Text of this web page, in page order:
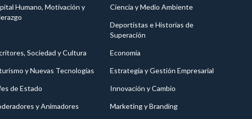
Humano, Motivación y
Ciencia y Medio Ambiente
Deportistas e Historias de
Superación
Economía
Sociedad y Cultura
Estrategia y Gestión Empresarial
y Nuevas Tecnologías
Innovación y Cambio
de Estado
Marketing y Branding
y Animadores